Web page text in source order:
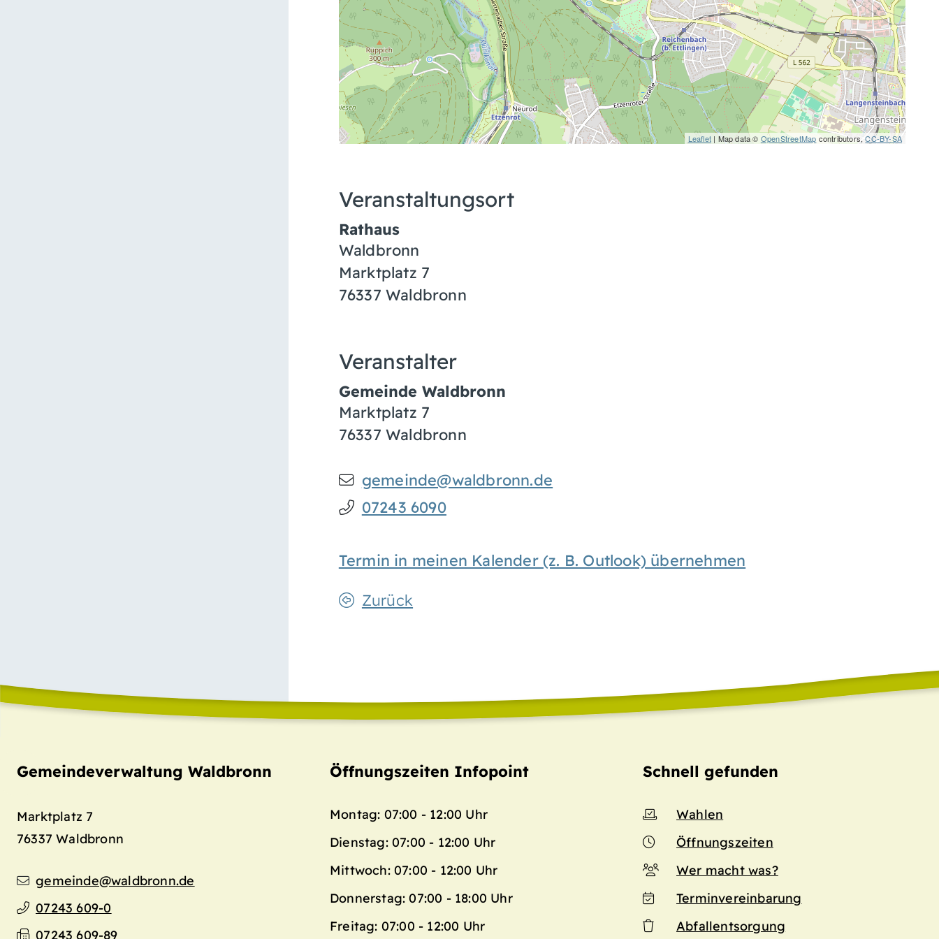
Leaflet| Map data © OpenStreetMap contributors,CC-BY-SA
Veranstaltungsort
Rathaus
Waldbronn
Marktplatz 7
76337 Waldbronn
Veranstalter
Gemeinde Waldbronn
Marktplatz 7
76337 Waldbronn
gemeinde@waldbronn.de
07243 6090
Termin in meinen Kalender (z. B. Outlook) übernehmen
Zurück
Gemeindeverwaltung Waldbronn
Marktplatz 7
76337 Waldbronn
gemeinde@waldbronn.de
07243 609-0
07243 609-89
Öffnungszeiten Infopoint
Montag: 07:00 - 12:00 Uhr
Dienstag: 07:00 - 12:00 Uhr
Mittwoch: 07:00 - 12:00 Uhr
Donnerstag: 07:00 - 18:00 Uhr
Freitag: 07:00 - 12:00 Uhr
Schnell gefunden
Wahlen
Öffnungszeiten
Wer macht was?
Terminvereinbarung
Abfallentsorgung